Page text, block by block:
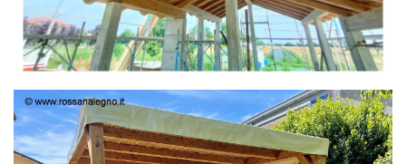
TETTO IN ABETE LAMELLARE PRETAGLIATO